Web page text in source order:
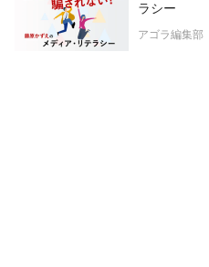
ラシー
アゴラ編集部